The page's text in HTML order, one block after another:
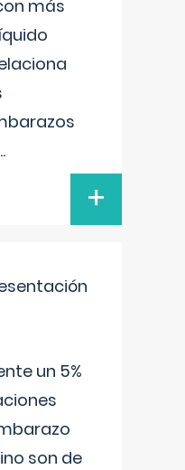
más
+
un 5%
son de